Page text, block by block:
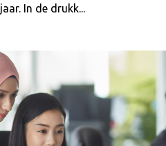
In de drukk...